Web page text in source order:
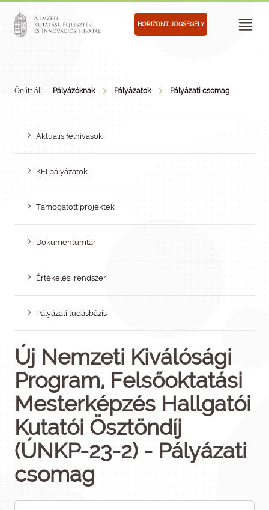
HORIZONT JOGSEGÉLY
Ön itt áll: Pályázóknak Pályázatok Pályázati csomag
Aktuális felhívások
KFI pályázatok
Támogatott projektek
Dokumentumtár
Értékelési rendszer
Pályázati tudásbázis
Új Nemzeti Kiválósági
Program, Felsőoktatási
Mesterképzés Hallgatói
Kutatói Ösztöndíj
(ÚNKP-23-2) - Pályázati
csomag